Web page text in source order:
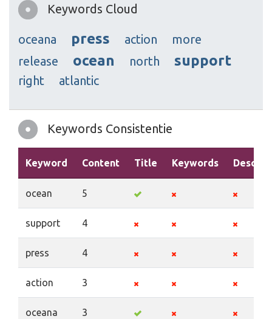
Keywords Cloud
oceana press action
more
release
ocean north support
right atlantic
Keywords Consistentie
Keyword Content Title Keywords
ocean 5
support 4
press 4
action 3
oceana 3